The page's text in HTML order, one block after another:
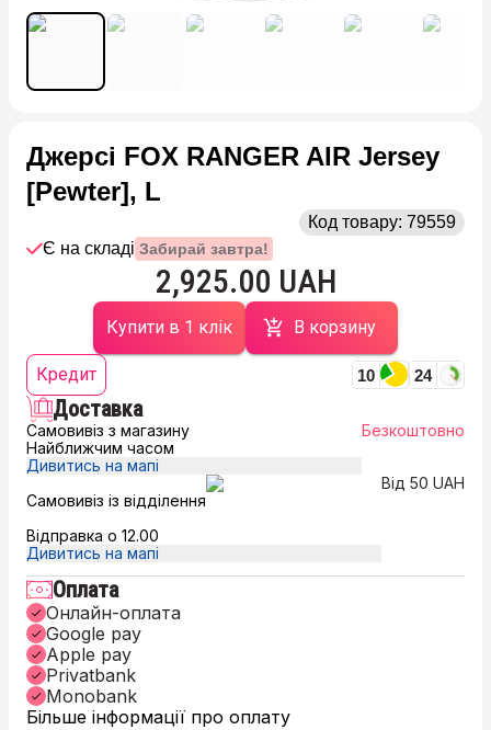
Джерсі FOX RANGER AIR Jersey
[Pewter], L
Код товару: 79559
Є на складі Забирай завтра!
2,925.00 UAH
Купити в 1 клік В корзину
Кредит 10 24
Доставка
Самовивіз з магазину
Найближчим часом
Дивитись на мапі
Безкоштовно
Самовивіз із відділення
Відправка о 12.00
Дивитись на мапі
Від 50 UAH
Оплата
Онлайн-оплата
Google pay
Apple pay
Privatbank
Monobank
Більше інформації про оплату